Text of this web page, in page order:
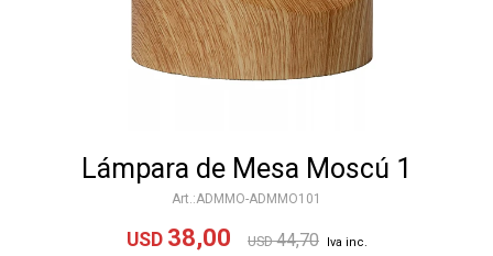
Lámpara de Mesa Moscú 1
ADMMO-ADMMO101
USD 38,00 USD 44,70